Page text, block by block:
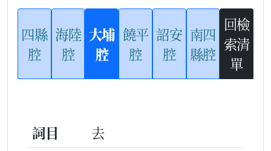
四縣
腔
海陸
腔
大埔
腔
饒平
腔
詔安
腔
南四
縣腔
回檢
索清
單
詞目
去